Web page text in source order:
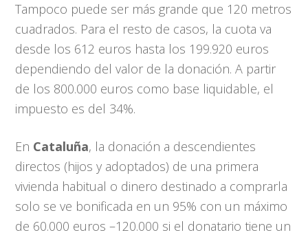
Tampoco puede ser más grande que 120 metros
cuadrados. Para el resto de casos, la cuota va
desde los 612 euros hasta los 199.920 euros
dependiendo del valor de la donación. A partir
de los 800.000 euros como base liquidable, el
impuesto es del 34%.
En Cataluña, la donación a descendientes
directos (hijos y adoptados) de una primera
vivienda habitual o dinero destinado a comprarla
solo se ve bonificada en un 95% con un máximo
de 60.000 euros –120.000 si el donatario tiene un